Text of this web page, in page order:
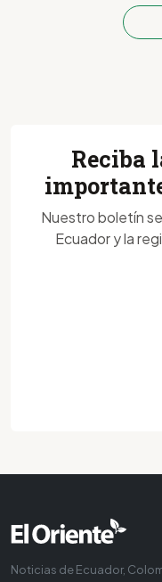
Reciba
Nuestro boletín
Ecuador y la
Noticias de Ecuador,